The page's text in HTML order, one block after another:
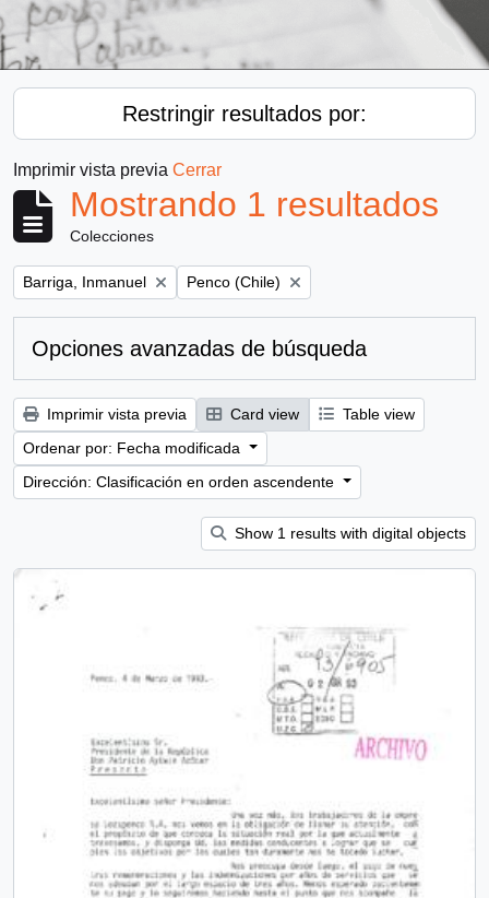
Restringir resultados por:
Imprimir vista previa Cerrar
Mostrando 1 resultados
Colecciones
Remove filter:
Barriga, Inmanuel Remove filter:
Penco (Chile)
Opciones avanzadas de búsqueda
Imprimir vista previa Card view
Table view
Ordenar por: Fecha modificada
Dirección: Clasificación en orden ascendente
Show 1 results with digital objects